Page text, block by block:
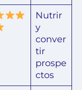
Nutrir
y
conver
tir
prospe
ctos